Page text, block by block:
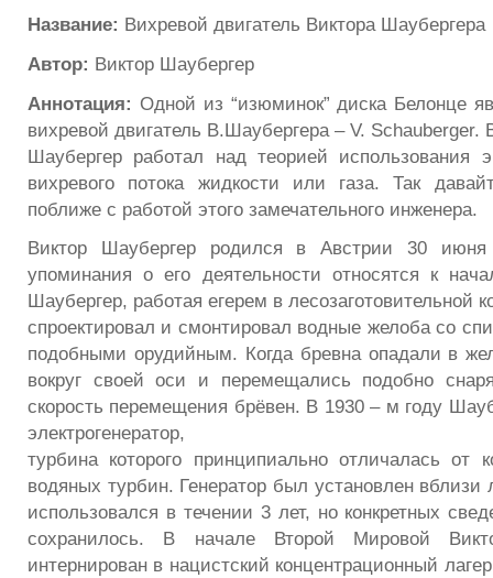
Название: Вихревой двигатель Виктора Шаубергера
Автор: Виктор Шаубергер
Аннотация: Одной из “изюминок” диска Белонце
вихревой двигатель В.Шаубергера – V. Schauberger.
Шаубергер работал над теорией использования
вихревого потока жидкости или газа. Так
поближе с работой этого замечательного инженера.
Виктор Шаубергер родился в Австрии 30
упоминания о его деятельности относятся к
Шаубергер, работая егерем в лесозаготовительной
спроектировал и смонтировал водные желоба со
подобными орудийным. Когда бревна опадали в
вокруг своей оси и перемещались подобно
скорость перемещения брёвен. В 1930 – м году
электрогенератор,
турбина которого принципиально отличалась от
водяных турбин. Генератор был установлен
использовался в течении 3 лет, но конкретных
сохранилось. В начале Второй Мировой
интернирован в нацистский концентрационный